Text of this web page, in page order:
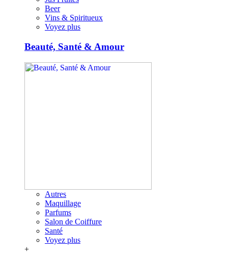
Beer
Vins & Spiritueux
Voyez plus
Beauté, Santé & Amour
Autres
Maquillage
Parfums
Salon de Coiffure
Santé
Voyez plus
+